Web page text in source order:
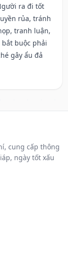
ra đi tốt
rủa, tránh
tranh luận,
buộc phải
gây ẩu đả
cung cấp thông
ngày tốt xấu